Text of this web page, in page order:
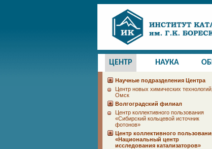
ЦЕНТР НАУКА
Научные подразделения Центра
Центр новых химических технологий,
Омск
Волгоградский филиал
Центр коллективного пользования
«Сибирский кольцевой источник
фотонов»
Центр коллективного
«Национальный центр
исследования катализаторов»